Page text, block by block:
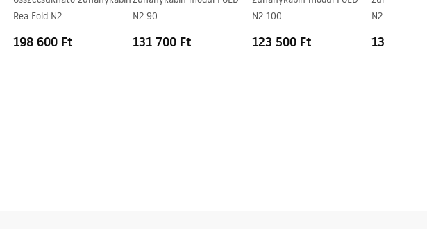
Rea Fold N2
198 600 Ft
N2 90
131 700 Ft
N2 100
123 500 Ft
N2 110
131 100